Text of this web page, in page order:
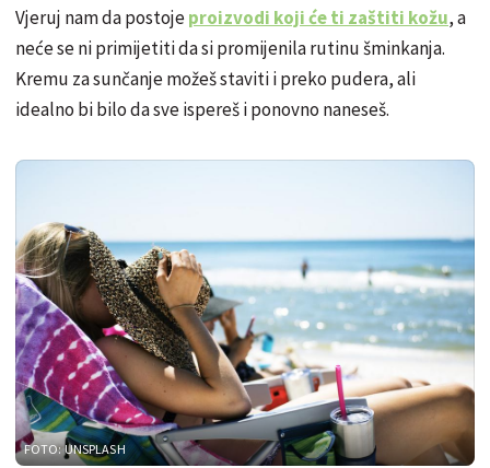
Vjeruj nam da postojeproizvodi koji će ti zaštiti kožu, a
neće se ni primijetiti da si promijenila rutinu šminkanja.
Kremu za sunčanje možeš staviti i preko pudera, ali
idealno bi bilo da sve ispereš i ponovno naneseš.
FOTO: UNSPLASH